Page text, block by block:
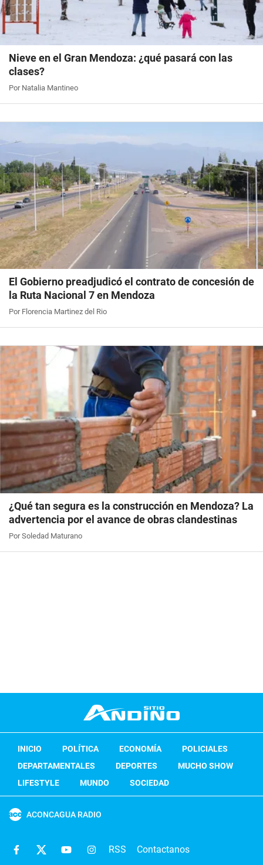
Nieve en el Gran Mendoza: ¿qué pasará con las
clases?
Por Natalia Mantineo
El Gobierno preadjudicó el contrato de concesión de
la Ruta Nacional 7 en Mendoza
Por Florencia Martinez del Rio
¿Qué tan segura es la construcción en Mendoza? La
advertencia por el avance de obras clandestinas
Por Soledad Maturano
INICIO POLÍTICA ECONOMÍA
POLICIALES
DEPARTAMENTALES
DEPORTES
MUCHO SHOW
LIFESTYLE
MUNDO SOCIEDAD
ACONCAGUA RADIO
RSS Contactanos